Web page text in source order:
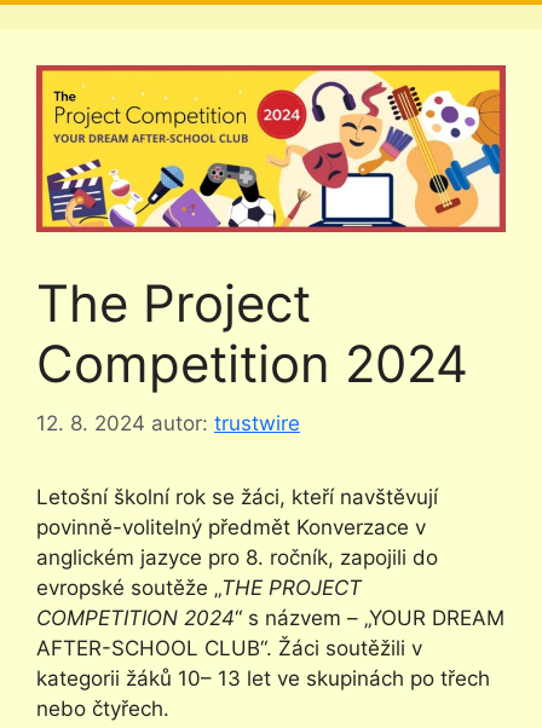
The Project
Competition 2024
12. 8. 2024 autor: trustwire
Letošní školní rok se žáci, kteří navštěvují
povinně-volitelný předmět Konverzace v
anglickém jazyce pro 8. ročník, zapojili do
evropské soutěže „THE PROJECT
COMPETITION 2024“ s názvem – „YOUR DREAM
AFTER-SCHOOL CLUB“. Žáci soutěžili v
kategorii žáků 10– 13 let ve skupinách po třech
nebo čtyřech.